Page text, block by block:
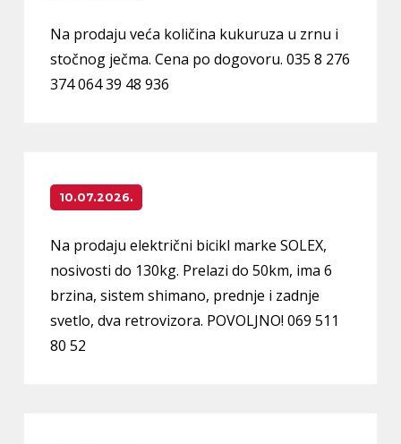
Na prodaju veća količina kukuruza u zrnu i
stočnog ječma. Cena po dogovoru. 035 8 276
374 064 39 48 936
10.07.2026.
Na prodaju električni bicikl marke SOLEX,
nosivosti do 130kg. Prelazi do 50km, ima 6
brzina, sistem shimano, prednje i zadnje
svetlo, dva retrovizora. POVOLJNO! 069 511
80 52